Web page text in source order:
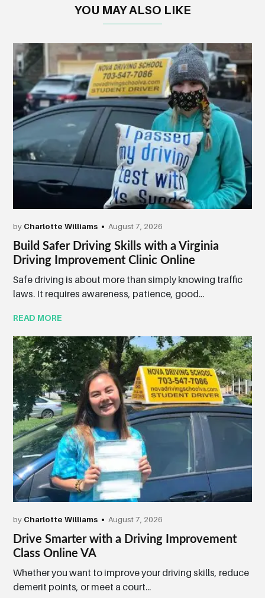
YOU MAY ALSO LIKE
by Charlotte Williams August 7, 2026
Build Safer Driving Skills with a Virginia
Driving Improvement Clinic Online
Safe driving is about more than simply knowing traffic
laws. It requires awareness, patience, good...
READ MORE
by Charlotte Williams August 7, 2026
Drive Smarter with a Driving Improvement
Class Online VA
Whether you want to improve your driving skills, reduce
demerit points, or meet a court...